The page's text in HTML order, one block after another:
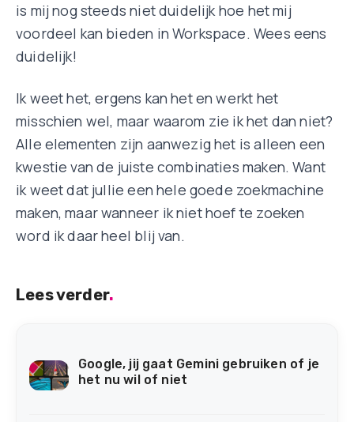
is mij nog steeds niet duidelijk hoe het mij
voordeel kan bieden in Workspace. Wees eens
duidelijk!
Ik weet het, ergens kan het en werkt het
misschien wel, maar waarom zie ik het dan niet?
Alle elementen zijn aanwezig het is alleen een
kwestie van de juiste combinaties maken. Want
ik weet dat jullie een hele goede zoekmachine
maken, maar wanneer ik niet hoef te zoeken
word ik daar heel blij van.
Lees verder.
Google, jij gaat Gemini gebruiken of je
het nu wil of niet